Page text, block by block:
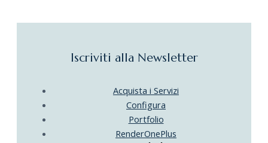
Iscriviti alla Newsletter
Acquista i Servizi
Configura
Portfolio
RenderOnePlus